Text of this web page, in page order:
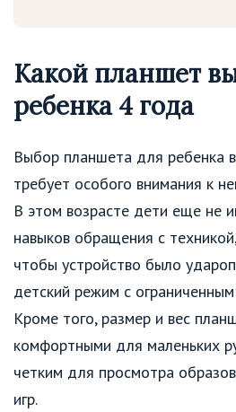
Какой планшет
ребенка 4 года
Выбор планшета для ребенка
требует особого внимания к
В этом возрасте дети еще не
навыков обращения с
чтобы устройство было
детский режим с
Кроме того, размер и вес
комфортными для маленьких
четким для просмотра
игр.